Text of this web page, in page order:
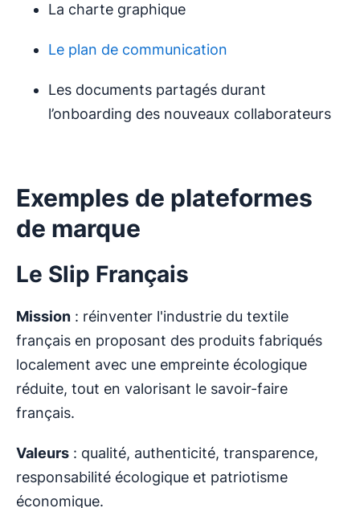
La charte graphique
Le plan de communication
Les documents partagés durant
l’onboarding des nouveaux collaborateurs
Exemples de plateformes
de marque
Le Slip Français
Mission : réinventer l'industrie du textile
français en proposant des produits fabriqués
localement avec une empreinte écologique
réduite, tout en valorisant le savoir-faire
français.
Valeurs : qualité, authenticité, transparence,
responsabilité écologique et patriotisme
économique.